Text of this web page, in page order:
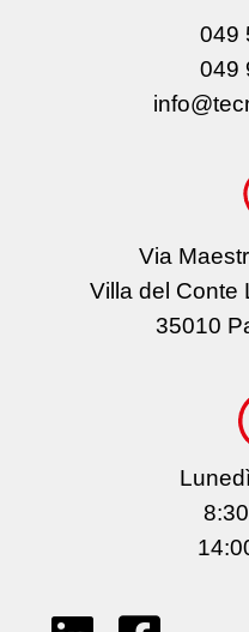
049
049
Via
Villa del Conte
35010